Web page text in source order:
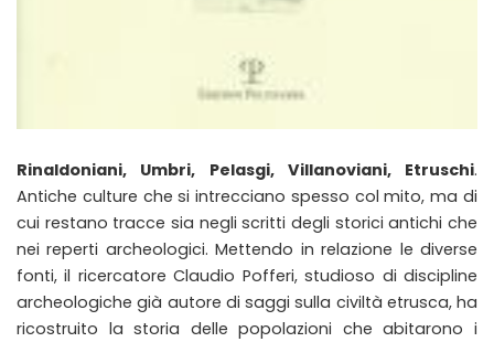
Rinaldoniani, Umbri, Pelasgi, Villanoviani, Etruschi.
Antiche culture che si intrecciano spesso col mito, ma di
cui restano tracce sia negli scritti degli storici antichi che
nei reperti archeologici. Mettendo in relazione le diverse
fonti, il ricercatore Claudio Pofferi, studioso di discipline
archeologiche già autore di saggi sulla civiltà etrusca, ha
ricostruito la storia delle popolazioni che abitarono i